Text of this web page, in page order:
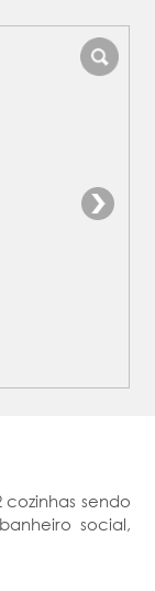
cozinhas sendo
social,